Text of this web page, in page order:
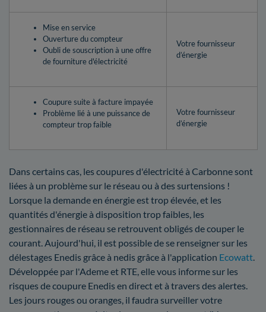
Mise en service
Ouverture du compteur
Oubli de souscription à une offre
de fourniture d'électricité
Votre fournisseur
d’énergie
Coupure suite à facture impayée
Problème lié à une puissance de
compteur trop faible
Votre fournisseur
d’énergie
Dans certains cas, les coupures d'électricité à Carbonne sont
liées à un problème sur le réseau ou à des surtensions !
Lorsque la demande en énergie est trop élevée, et les
quantités d'énergie à disposition trop faibles, les
gestionnaires de réseau se retrouvent obligés de couper le
courant. Aujourd'hui, il est possible de se renseigner sur les
délestages Enedis grâce à nedis grâce à l'application Ecowatt.
Développée par l'Ademe et RTE, elle vous informe sur les
risques de coupure Enedis en direct et à travers des alertes.
Les jours rouges ou oranges, il faudra surveiller votre